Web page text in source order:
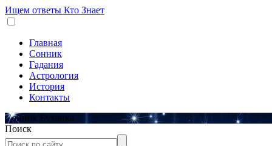
Ищем ответы Кто Знает
Главная
Сонник
Гадания
Астрология
История
Контакты
Сонник Буханка
Поиск